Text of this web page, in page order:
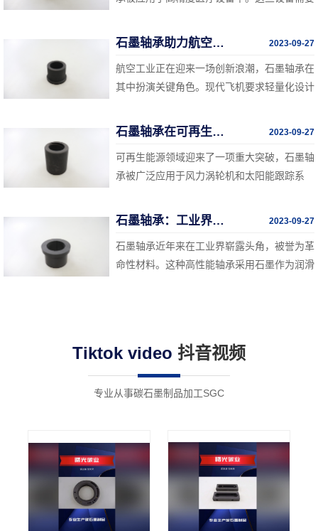
精度特性使其成为制造高端扫描仪、手术机器
提高医疗诊断和治疗的准确性，改善患者的医
疗体验。
石墨轴承助力航空工业的创新 2023-09-27
航空工业正在迎来一场创新浪潮，石墨轴承在
其中扮演关键角色。现代飞机要求轻量化设计
使其成为理想的选择。石墨轴承被广泛应用于
能、燃油效率和可维护性。
石墨轴承在可再生能源领域的应用 2023-09-27
可再生能源领域迎来了一项重大突破，石墨轴
承被广泛应用于风力涡轮机和太阳能跟踪系
件，石墨轴承的高耐磨性和低摩擦特性使其成
设备的可靠性和效率，推动清洁能源的更广泛
采用。
石墨轴承：工业界的革命性材料 2023-09-27
石墨轴承近年来在工业界崭露头角，被誉为革
命性材料。这种高性能轴承采用石墨作为润滑
造领域。
Tiktok video 抖音视频
专业从事碳石墨制品加工SGC